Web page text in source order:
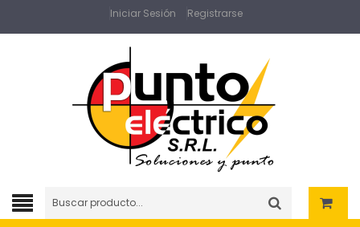
Iniciar Sesión Registrarse